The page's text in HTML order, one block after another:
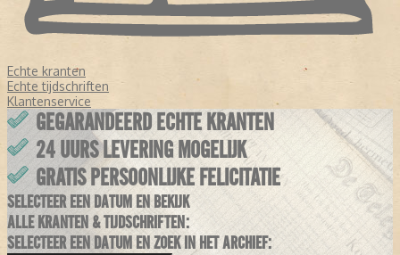
Echte kranten
Echte tijdschriften
Klantenservice
GEGARANDEERD ECHTE KRANTEN
24 UURS LEVERING MOGELIJK
GRATIS PERSOONLIJKE FELICITATIE
SELECTEER EEN DATUM EN BEKIJK
ALLE KRANTEN & TIJDSCHRIFTEN:
SELECTEER EEN DATUM EN ZOEK IN HET ARCHIEF: